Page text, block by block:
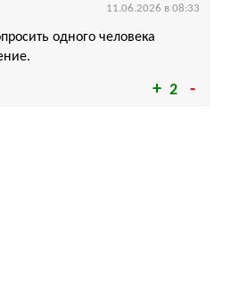
2
одного человека
11.06.2026 в 08:33